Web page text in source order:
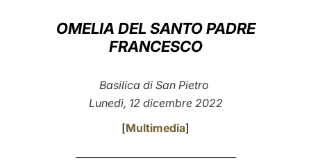
中文
OMELIA DEL SANTO PADRE
FRANCESCO
Basilica di San Pietro
Lunedì, 12 dicembre 2022
[Multimedia]